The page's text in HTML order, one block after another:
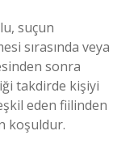
suçun
sırasında veya
sonra
takdirde kişiyi
eden fiilinden
koşuldur.